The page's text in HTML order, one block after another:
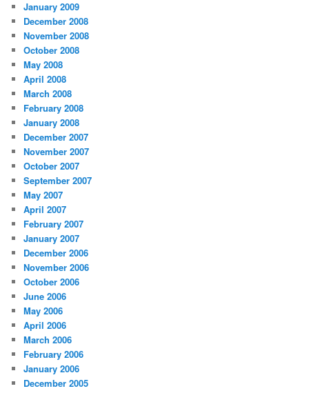
January 2009
December 2008
November 2008
October 2008
May 2008
April 2008
March 2008
February 2008
January 2008
December 2007
November 2007
October 2007
September 2007
May 2007
April 2007
February 2007
January 2007
December 2006
November 2006
October 2006
June 2006
May 2006
April 2006
March 2006
February 2006
January 2006
December 2005